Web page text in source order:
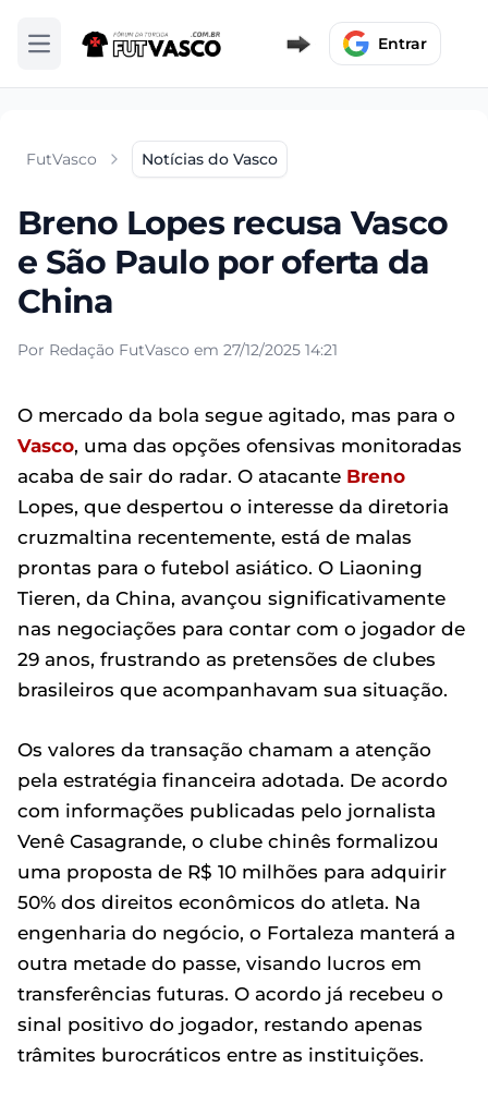
Abrir menu Entrar
FutVasco Notícias do Vasco
Breno Lopes recusa Vasco
e São Paulo por oferta da
China
Por Redação FutVasco em 27/12/2025 14:21
O mercado da bola segue agitado, mas para o
Vasco, uma das opções ofensivas monitoradas
acaba de sair do radar. O atacante Breno
Lopes, que despertou o interesse da diretoria
cruzmaltina recentemente, está de malas
prontas para o futebol asiático. O Liaoning
Tieren, da China, avançou significativamente
nas negociações para contar com o jogador de
29 anos, frustrando as pretensões de clubes
brasileiros que acompanhavam sua situação.
Os valores da transação chamam a atenção
pela estratégia financeira adotada. De acordo
com informações publicadas pelo jornalista
Venê Casagrande, o clube chinês formalizou
uma proposta de R$ 10 milhões para adquirir
50% dos direitos econômicos do atleta. Na
engenharia do negócio, o Fortaleza manterá a
outra metade do passe, visando lucros em
transferências futuras. O acordo já recebeu o
sinal positivo do jogador, restando apenas
trâmites burocráticos entre as instituições.